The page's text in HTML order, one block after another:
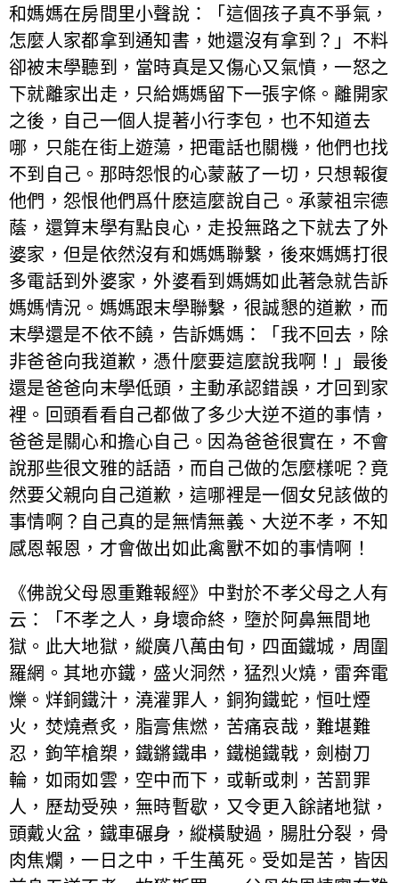
和媽媽在房間里小聲說：「這個孩子真不爭氣，
怎麼人家都拿到通知書，她還沒有拿到？」不料
卻被末學聽到，當時真是又傷心又氣憤，一怒之
下就離家出走，只給媽媽留下一張字條。離開家
之後，自己一個人提著小行李包，也不知道去
哪，只能在街上遊蕩，把電話也關機，他們也找
不到自己。那時怨恨的心蒙蔽了一切，只想報復
他們，怨恨他們爲什麽這麼說自己。承蒙祖宗德
蔭，還算末學有點良心，走投無路之下就去了外
婆家，但是依然沒有和媽媽聯繫，後來媽媽打很
多電話到外婆家，外婆看到媽媽如此著急就告訴
媽媽情況。媽媽跟末學聯繫，很誠懇的道歉，而
末學還是不依不饒，告訴媽媽：「我不回去，除
非爸爸向我道歉，憑什麼要這麼說我啊！」最後
還是爸爸向末學低頭，主動承認錯誤，才回到家
裡。回頭看看自己都做了多少大逆不道的事情，
爸爸是關心和擔心自己。因為爸爸很實在，不會
說那些很文雅的話語，而自己做的怎麼樣呢？竟
然要父親向自己道歉，這哪裡是一個女兒該做的
事情啊？自己真的是無情無義、大逆不孝，不知
感恩報恩，才會做出如此禽獸不如的事情啊！
《佛說父母恩重難報經》中對於不孝父母之人有
云：「不孝之人，身壞命終，墮於阿鼻無間地
獄。此大地獄，縱廣八萬由旬，四面鐵城，周圍
羅網。其地亦鐵，盛火洞然，猛烈火燒，雷奔電
爍。烊銅鐵汁，澆灌罪人，銅狗鐵蛇，恒吐煙
火，焚燒煮炙，脂膏焦燃，苦痛哀哉，難堪難
忍，鉤竿槍槊，鐵鏘鐵串，鐵槌鐵戟，劍樹刀
輪，如雨如雲，空中而下，或斬或刺，苦罰罪
人，歷劫受殃，無時暫歇，又令更入餘諸地獄，
頭戴火盆，鐵車碾身，縱橫駛過，腸肚分裂，骨
肉焦爛，一日之中，千生萬死。受如是苦，皆因